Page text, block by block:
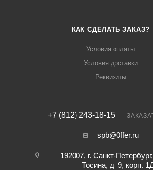
КАК СДЕЛАТЬ ЗАКАЗ?
Условия оплаты
Условия доставки
Реквизиты
+7 (812) 243-18-15
spb@0ffer.ru
192007, г. Санкт-
Тосина, д. 9, корп.